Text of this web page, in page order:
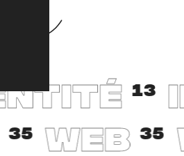
13
35 WEB 35